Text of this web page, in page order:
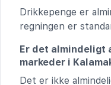
Drikkepenge er
regningen er
Er det almindeligt
markeder i
Det er ikke